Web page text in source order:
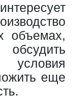
объемах,
еще